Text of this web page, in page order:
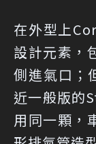
在外型上
設計元素，
側進氣口；
近一般版的
用同一顆，